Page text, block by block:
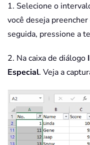
1. Selecione o
você deseja
seguida, pressione a
2. Na caixa de diálogo
Especial. Veja a